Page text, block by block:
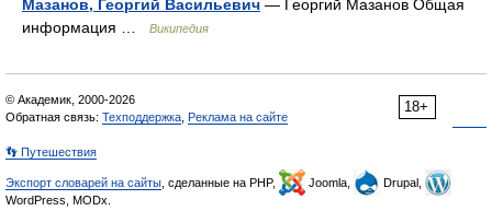
Мазанов, Георгий Васильевич — Георгий Мазанов Общая
информация …
Википедия
18+
© Академик, 2000-2026
Обратная связь: Техподдержка Реклама на сайте
👣 Путешествия
Экспорт словарей на сайты , сделанные на PHP, Joomla,
Drupal,
WordPress, MODx.